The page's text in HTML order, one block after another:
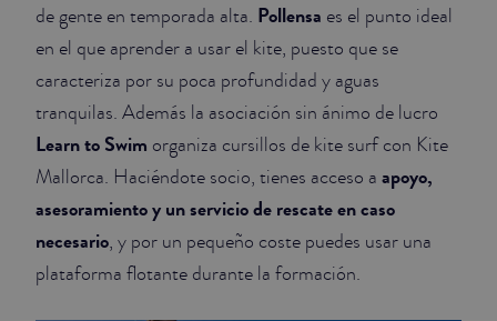
de gente en temporada alta. Pollensa es el punto ideal
en el que aprender a usar el kite, puesto que se
caracteriza por su poca profundidad y aguas
tranquilas. Además la asociación sin ánimo de lucro
Learn to Swim organiza cursillos de kite surf con Kite
Mallorca. Haciéndote socio, tienes acceso a apoyo,
asesoramiento y un servicio de rescate en caso
necesario, y por un pequeño coste puedes usar una
plataforma flotante durante la formación.